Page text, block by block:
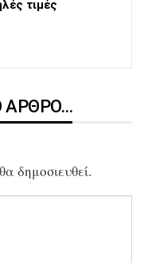
τιμές
ΆΡΘΡΟ…
δημοσιευθεί.